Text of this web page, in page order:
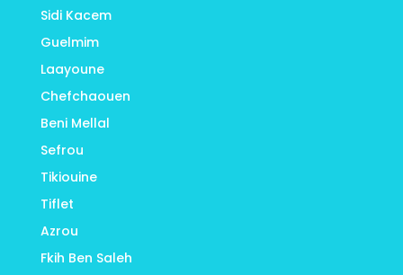
Sidi Kacem
Guelmim
Laayoune
Chefchaouen
Beni Mellal
Sefrou
Tikiouine
Tiflet
Azrou
Fkih Ben Saleh